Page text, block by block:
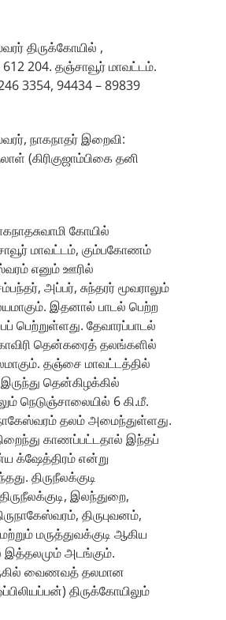
திருக்கோயில் ,
612 204. தஞ்சாவூர் மாவட்டம்.
3354, 94434 – 89839
நாகநாதர் இறைவி:
(கிரிகுஜாம்பிகை தனி
கோயில்
மாவட்டம், கும்பகோணம்
எனும் ஊரில்
அப்பர், சுந்தரர் மூவராலும்
இதனால் பாடல் பெற்ற
பெற்றுள்ளது. தேவாரப்பாடல்
தென்கரைத் தலங்களில்
தஞ்சை மாவட்டத்தில்
தென்கிழக்கில்
நெடுஞ்சாலையில் 6 கி.மீ.
தலம் அமைந்துள்ளது.
காணப்பட்டதால் இந்தப்
க்ஷேத்திரம் என்று
திருநீலக்குடி
இலந்துறை,
திருபுவனம்,
மருத்துவக்குடி ஆகிய
இத்தலமும் அடங்கும்.
வைணவத் தலமான
திருக்கோயிலும்